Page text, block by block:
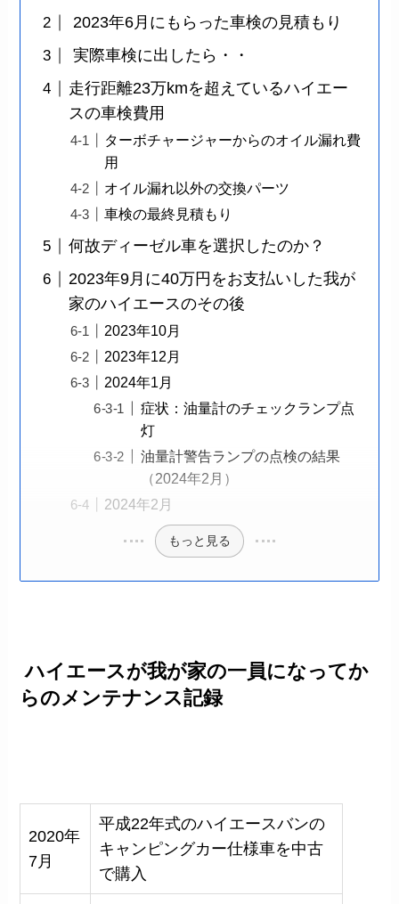
2023年6月にもらった車検の見積もり
実際車検に出したら・・
走行距離23万kmを超えているハイエー
スの車検費用
ターボチャージャーからのオイル漏れ費
用
オイル漏れ以外の交換パーツ
車検の最終見積もり
何故ディーゼル車を選択したのか？
2023年9月に40万円をお支払いした我が
家のハイエースのその後
2023年10月
2023年12月
2024年1月
症状：油量計のチェックランプ点
灯
油量計警告ランプの点検の結果
（2024年2月）
2024年2月
もっと見る
ハイエースが我が家の一員になってか
らのメンテナンス記録
2020年
7月
平成22年式のハイエースバンの
キャンピングカー仕様車を中古
で購入